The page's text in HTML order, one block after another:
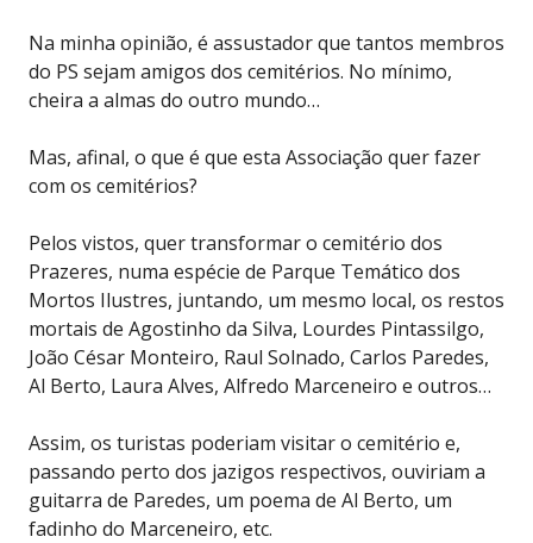
Na minha opinião, é assustador que tantos membros
do PS sejam amigos dos cemitérios. No mínimo,
cheira a almas do outro mundo…
Mas, afinal, o que é que esta Associação quer fazer
com os cemitérios?
Pelos vistos, quer transformar o cemitério dos
Prazeres, numa espécie de Parque Temático dos
Mortos Ilustres, juntando, um mesmo local, os restos
mortais de Agostinho da Silva, Lourdes Pintassilgo,
João César Monteiro, Raul Solnado, Carlos Paredes,
Al Berto, Laura Alves, Alfredo Marceneiro e outros…
Assim, os turistas poderiam visitar o cemitério e,
passando perto dos jazigos respectivos, ouviriam a
guitarra de Paredes, um poema de Al Berto, um
fadinho do Marceneiro, etc.